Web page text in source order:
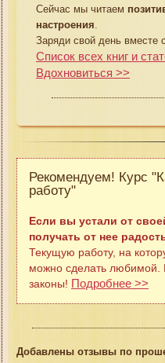
Сейчас мы читаем
настроения
Заряди свой день вместе
Список всех книг и
Вдохновиться >>
Рекомендуем! Курс
работу"
Если вы устали от
получать от нее
Текущую работу, на
можно сделать любимой.
законы! Подробнее >>
Добавлены отзывы по